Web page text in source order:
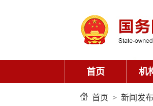
首页 机
首页 > 新闻发布